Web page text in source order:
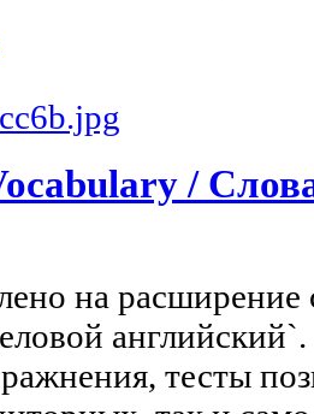
/
на расширение
тесты